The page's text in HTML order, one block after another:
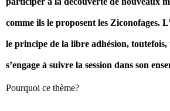
comme ils le proposent les Ziconofages.
le principe de la libre adhésion,
s’engage à suivre la session dans son
Pourquoi ce thème?